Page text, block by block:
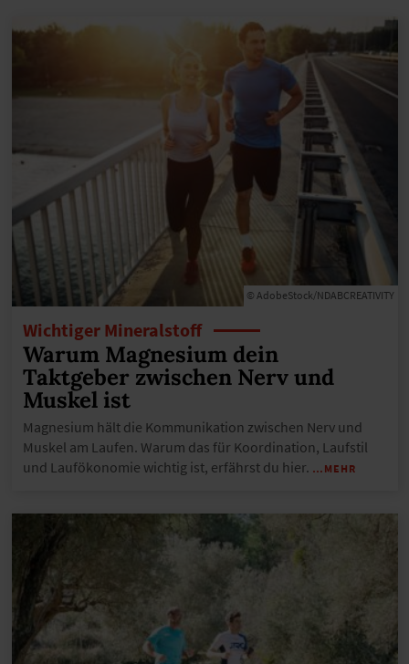
© AdobeStock/NDABCREATIVITY
Wichtiger Mineralstoff
Warum Magnesium dein
Taktgeber zwischen Nerv und
Muskel ist
Magnesium hält die Kommunikation zwischen Nerv und
Muskel am Laufen. Warum das für Koordination, Laufstil
und Laufökonomie wichtig ist, erfährst du hier. …MEHR